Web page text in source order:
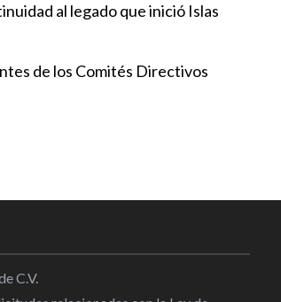
se fortalece en
a la
al legado que inició Islas
de los Comités Directivos
C.V.